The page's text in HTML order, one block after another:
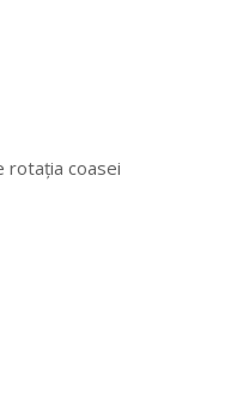
rotația coasei